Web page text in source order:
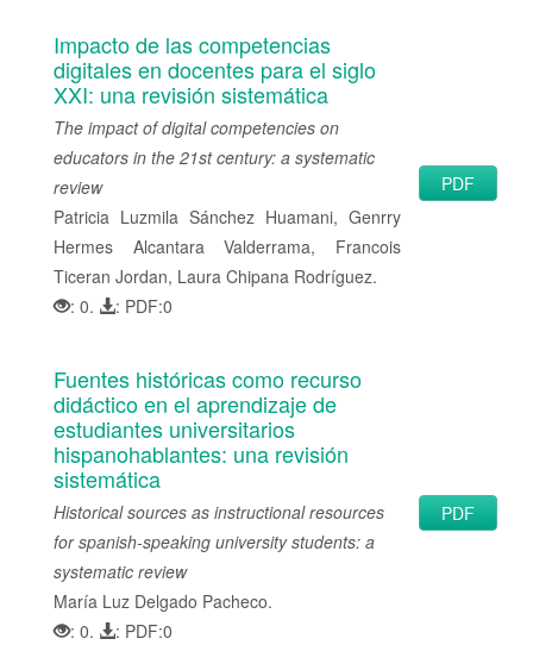
Impacto de las competencias
digitales en docentes para el siglo
XXI: una revisión sistemática
The impact of digital competencies on
educators in the 21st century: a systematic
review
Patricia Luzmila Sánchez Huamani, Genrry
Hermes Alcantara Valderrama, Francois
Ticeran Jordan, Laura Chipana Rodríguez.
: 0.
: PDF:0
PDF
Fuentes históricas como recurso
didáctico en el aprendizaje de
estudiantes universitarios
hispanohablantes: una revisión
sistemática
Historical sources as instructional resources
for spanish-speaking university students: a
systematic review
María Luz Delgado Pacheco.
: 0.
: PDF:0
PDF